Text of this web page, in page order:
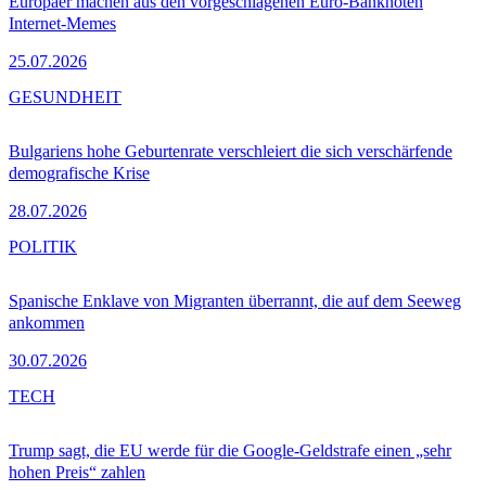
Internet-Memes
25.07.2026
Bulgariens hohe Geburtenrate verschleiert die sich verschärfende
demografische Krise
28.07.2026
GESUNDHEIT
Spanische Enklave von Migranten überrannt, die auf dem Seeweg
ankommen
30.07.2026
POLITIK
Trump sagt, die EU werde für die Google-Geldstrafe einen „sehr
hohen Preis“ zahlen
TECH